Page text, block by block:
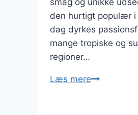
den hurtigt populær i
dag dyrkes
mange tropiske og
regioner…
Læs mere